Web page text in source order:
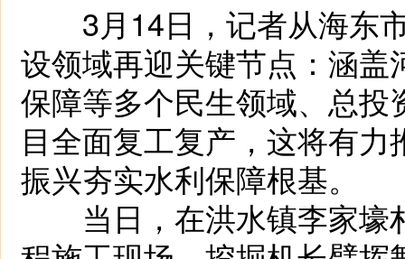
3月14日，记者从海东市
设领域再迎关键节点：涵
保障等多个民生领域、总
目全面复工复产，这将有
振兴夯实水利保障根基。
当日，在洪水镇李家壕